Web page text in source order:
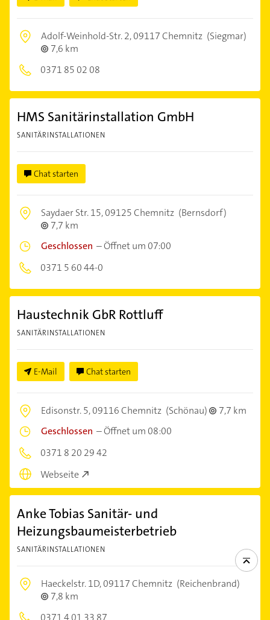
Adolf-Weinhold-Str. 2,09117 Chemnitz (Siegmar)
7,6 km
0371 85 02 08
HMS Sanitärinstallation GmbH
SANITÄRINSTALLATIONEN
Chat starten
Saydaer Str. 15,09125 Chemnitz (Bernsdorf)
7,7 km
Geschlossen –Öffnet um 07:00
0371 5 60 44-0
Haustechnik GbR Rottluff
SANITÄRINSTALLATIONEN
E-Mail Chat starten
Edisonstr. 5,09116 Chemnitz (Schönau)
7,7 km
Geschlossen –Öffnet um 08:00
0371 8 20 29 42
Webseite
Anke Tobias Sanitär- und
Heizungsbaumeisterbetrieb
SANITÄRINSTALLATIONEN
Haeckelstr. 1D,09117 Chemnitz (Reichenbrand)
7,8 km